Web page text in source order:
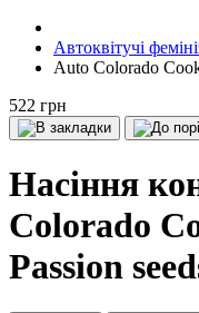
Автоквітучі
Auto Colorado
522 грн
Насіння
Colorado
Passion